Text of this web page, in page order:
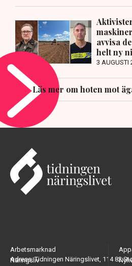
avvisa
helt ny
3 AUGUSTI
Läs mer om hoten mot
Adress: Tidningen Näringslivet, 114 82
Arbetsmarknad
Näringsliv